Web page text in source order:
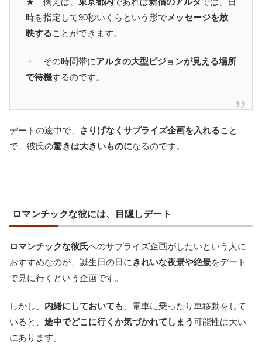
時を指定して90秒いくらという形でメッセージを放
映することができます。
・ その時間帯にアルタの大型ビジョンが見える場所
で待機するのです。
デートの途中で、 さりげなくサプライズ企画を入れること
で、彼氏の驚きは大きいものになるのです。
ロマンチックな彼には、目隠しデート
ロマンチックな彼氏へのサプライズ企画がしたいという人に
おすすめなのが、誕生日の日に きれいな夜景や絶景をデート
で見に行くという企画です。
しかし、 内緒にしておいても 、電車に乗ったり車移動をして
いると、 途中でどこに行くか気づかれてしまう可能性は大い
にあります。